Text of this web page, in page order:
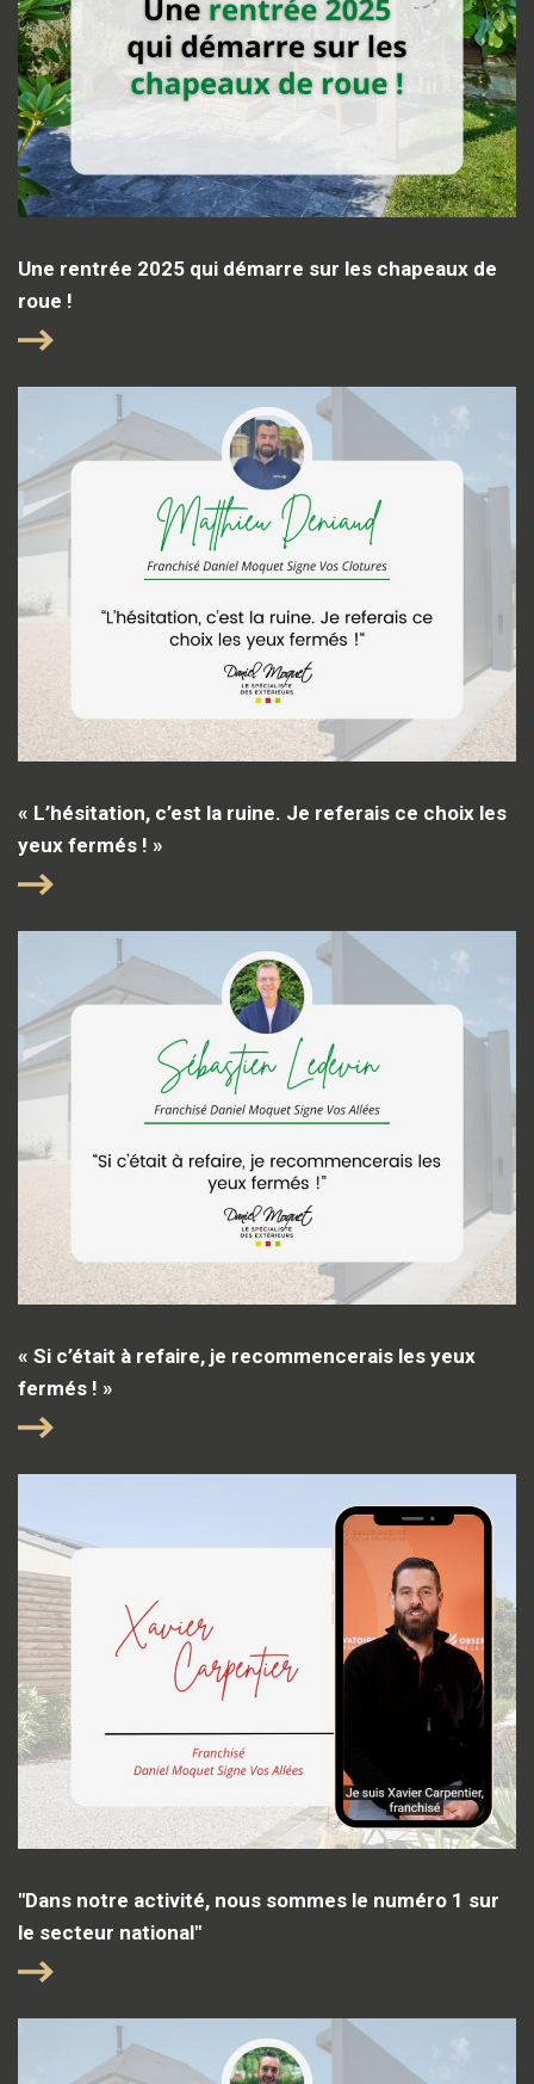
Une rentrée 2025 qui démarre sur les chapeaux de
roue !
« L’hésitation, c’est la ruine. Je referais ce choix les
yeux fermés ! »
« Si c’était à refaire, je recommencerais les yeux
fermés ! »
"Dans notre activité, nous sommes le numéro 1 sur
le secteur national"